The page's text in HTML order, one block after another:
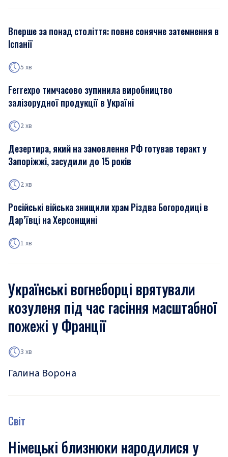
Вперше за понад століття: повне сонячне затемнення в
Іспанії
5 хв
Ferrexpo тимчасово зупинила виробництво
залізорудної продукції в Україні
2 хв
Дезертира, який на замовлення РФ готував теракт у
Запоріжжі, засудили до 15 років
2 хв
Російські війська знищили храм Різдва Богородиці в
Дар’ївці на Херсонщині
1 хв
Українські вогнеборці врятували
козуленя під час гасіння масштабної
пожежі у Франції
3 хв
Галина Ворона
Світ
Німецькі близнюки народилися у